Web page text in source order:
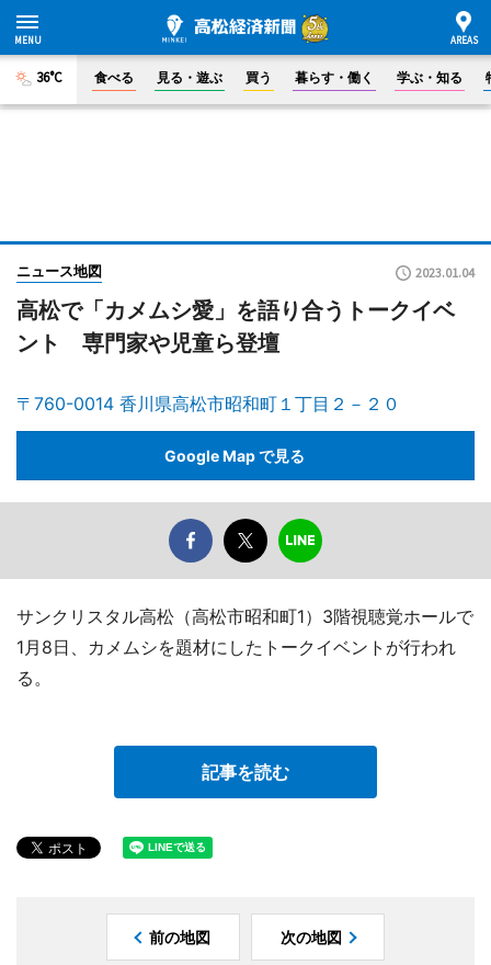
36°C 食べる 見る・遊ぶ 買う 暮らす・働く 学ぶ・知る
ニュース地図 2023.01.04
高松で「カメムシ愛」を語り合うトークイベ
ント 専門家や児童ら登壇
〒760-0014 香川県高松市昭和町１丁目２－２０
Google Map で見る
サンクリスタル高松（高松市昭和町1）3階視聴覚ホールで
1月8日、カメムシを題材にしたトークイベントが行われ
る。
記事を読む
前の地図 次の地図